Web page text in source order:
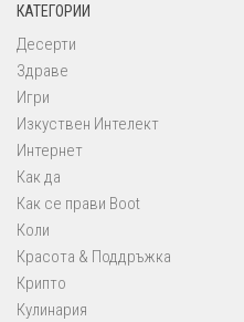
КАТЕГОРИИ
Десерти
Здраве
Игри
Изкуствен Интелект
Интернет
Как да
Как се прави Boot
Коли
Красота & Поддръжка
Крипто
Кулинария